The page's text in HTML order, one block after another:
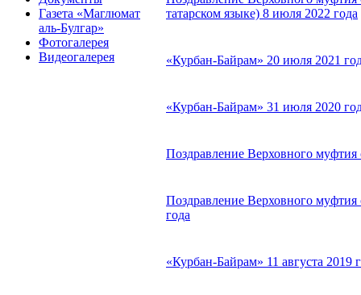
Газета «Маглюмат
аль-Булгар»
Фотогалерея
Видеогалерея
татарском языке) 8 июля 2022 года
«Курбан-Байрам» 20 июля 2021
«Курбан-Байрам» 31 июля 2020
Поздравление Верховного
Поздравление Верховного
года
«Курбан-Байрам» 11 августа